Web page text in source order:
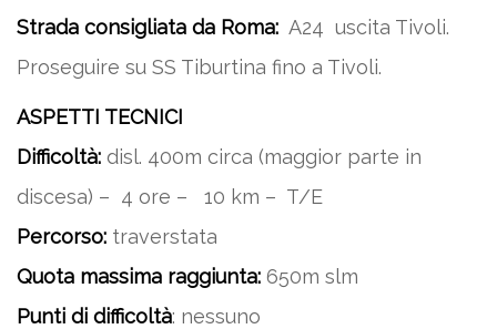
Strada consigliata da Roma: A24 uscita Tivoli.
Proseguire su SS Tiburtina fino a Tivoli.
ASPETTI TECNICI
Difficoltà: disl. 400m circa (maggior parte in
discesa) – 4 ore – 10 km – T/E
Percorso: traverstata
Quota massima raggiunta: 650m slm
Punti di difficoltà: nessuno